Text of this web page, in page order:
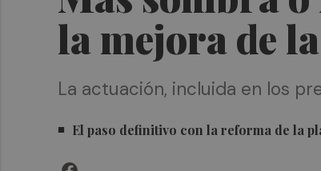
la mejora de
La actuación, incluida en los
El paso definitivo con la reforma de la